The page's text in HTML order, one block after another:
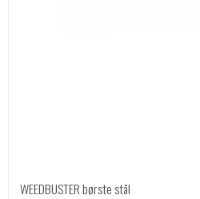
WEEDBUSTER børste stål